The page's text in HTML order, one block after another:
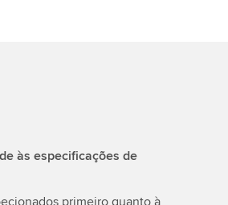
às especificações de
primeiro quanto à